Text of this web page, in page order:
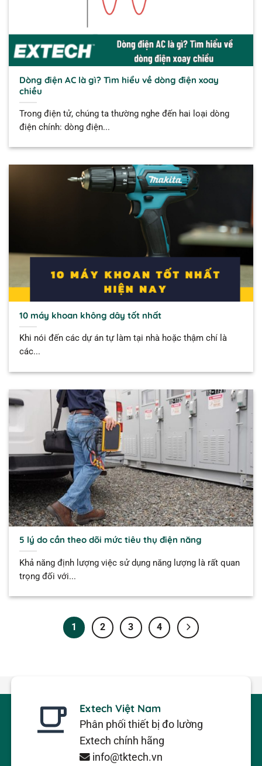
Dòng điện AC là gì? Tìm hiểu về dòng điện xoay
chiều
Trong điện tử, chúng ta thường nghe đến hai loại dòng
điện chính: dòng điện...
10 máy khoan không dây tốt nhất
Khi nói đến các dự án tự làm tại nhà hoặc thậm chí là
các...
5 lý do cần theo dõi mức tiêu thụ điện năng
Khả năng định lượng việc sử dụng năng lượng là rất quan
trọng đối với...
1 2 3 4
Extech Việt Nam
Phân phối thiết bị đo lường
Extech chính hãng
info@tktech.vn